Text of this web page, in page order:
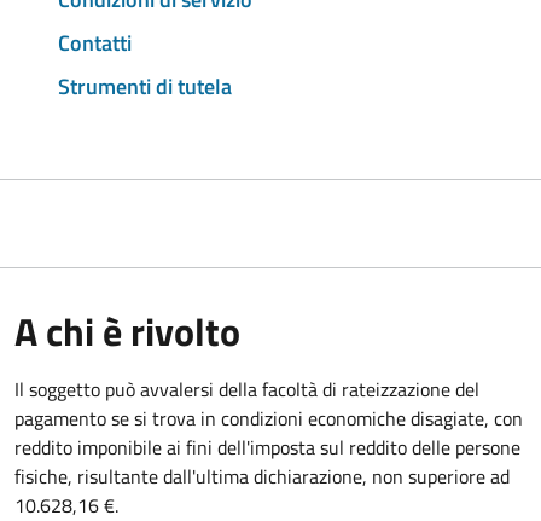
Contatti
Strumenti di tutela
A chi è rivolto
Il soggetto può avvalersi della facoltà di rateizzazione del
pagamento se si trova in condizioni economiche disagiate, con
reddito imponibile ai fini dell'imposta sul reddito delle persone
fisiche, risultante dall'ultima dichiarazione, non superiore ad
10.628,16 €.